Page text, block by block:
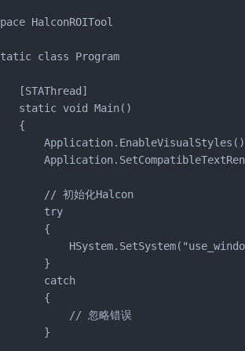
HalconROITool
class Program
[STAThread]
static void Main()
{
// 初始化Halcon
try
{
}
catch
{
// 忽略错误
}